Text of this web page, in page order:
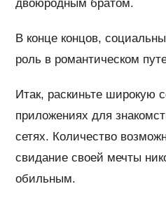
двоюродным братом.
В конце концов,
роль в романтическом
Итак, раскиньте широкую
приложениях для
сетях. Количество
свидание своей мечты
обильным.